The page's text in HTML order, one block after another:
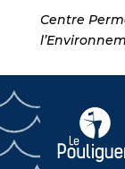
Centre